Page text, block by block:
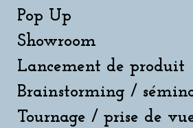
Pop Up
Showroom
Lancement de produit
Brainstorming /
Tournage / prise de